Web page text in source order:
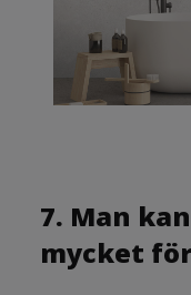
7. Man
mycket